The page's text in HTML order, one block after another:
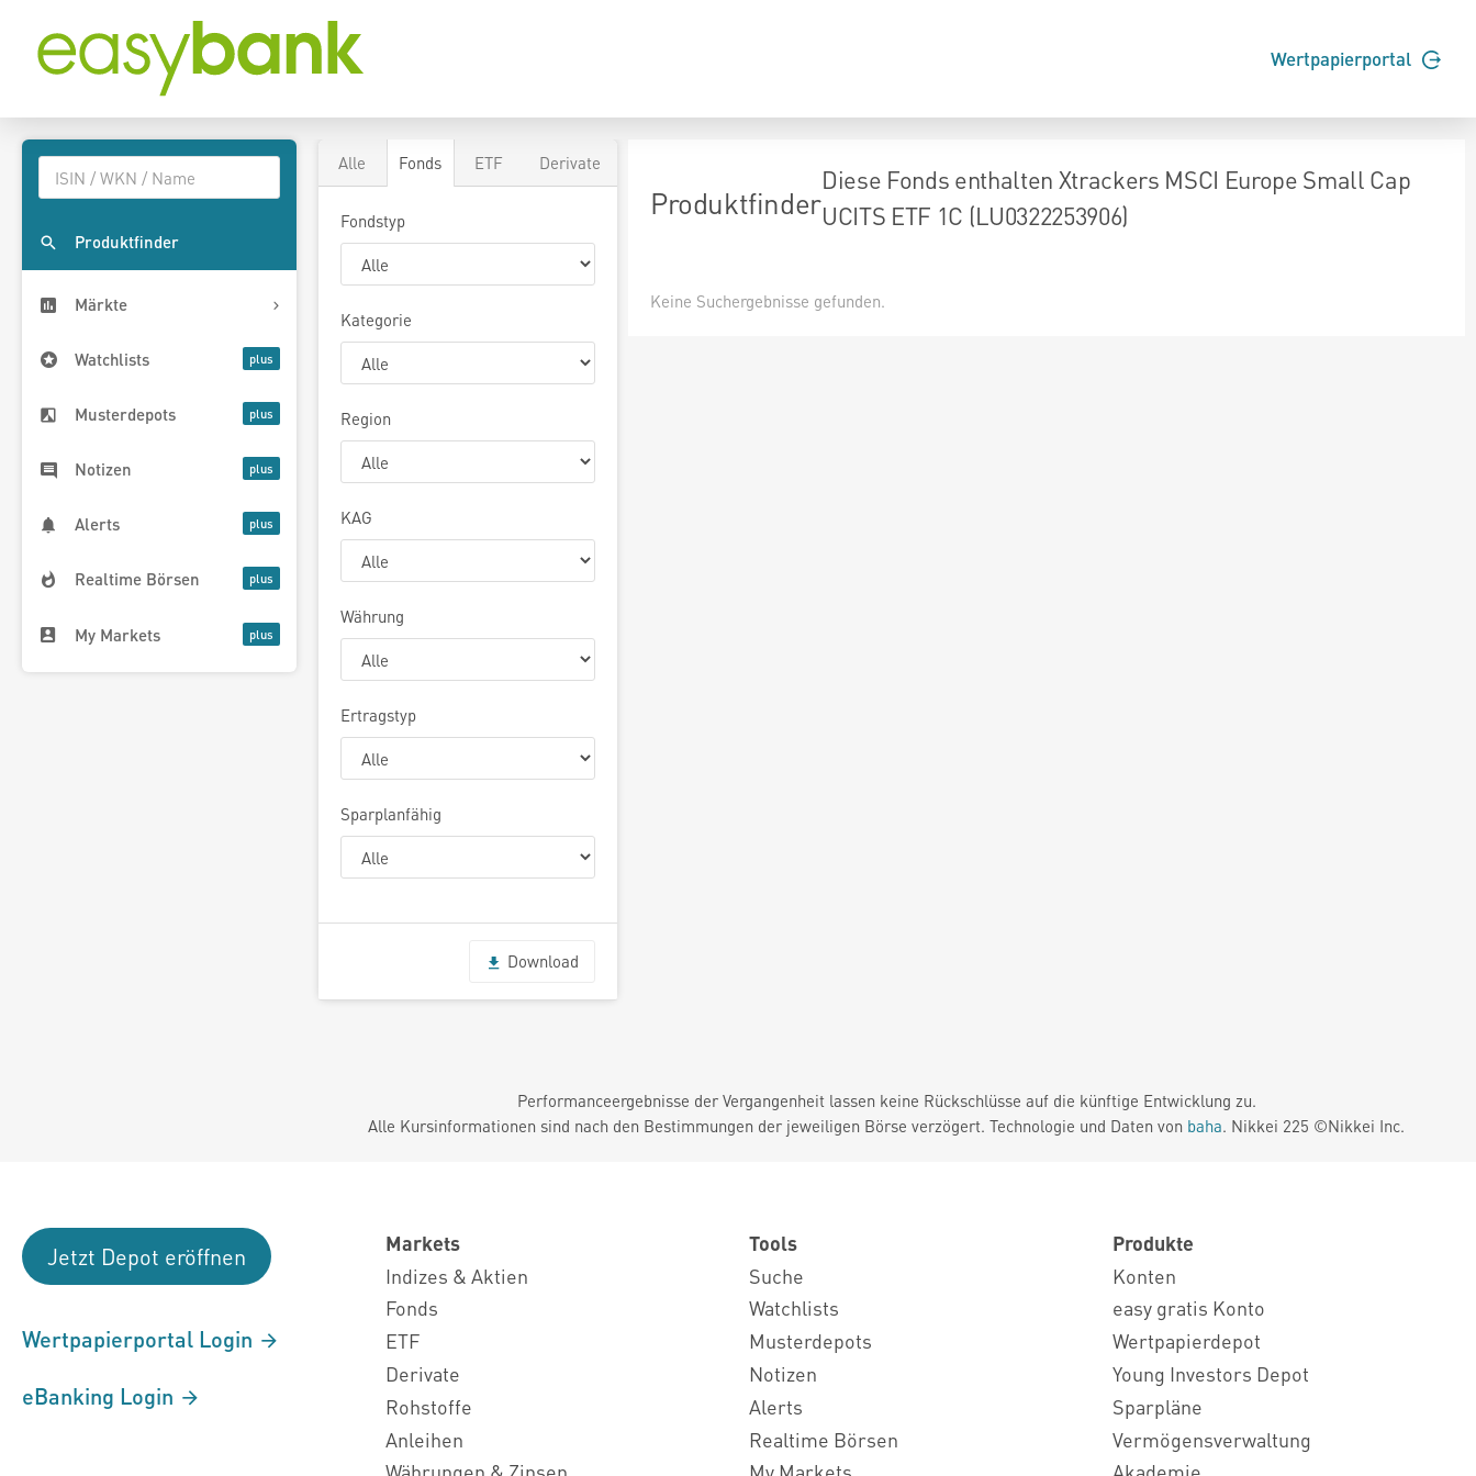
Wertpapierportal
Produktfinder
Märkte
Watchlists
Musterdepots
Notizen
Alerts
Realtime Börsen
My Markets
Alle Fonds ETF Derivate
Fondstyp
Kategorie
Region
KAG
Währung
Ertragstyp
Sparplanfähig
Download
Produktfinder
Diese Fonds enthalten Xtrackers MSCI Europe Small Cap
UCITS ETF 1C (LU0322253906)
Keine Suchergebnisse gefunden.
Performanceergebnisse der Vergangenheit lassen keine Rückschlüsse auf die künftige Entwicklung zu.
Alle Kursinformationen sind nach den Bestimmungen der jeweiligen Börse verzögert. Technologie und Daten von baha. Nikkei 225 ©Nikkei Inc.
Jetzt Depot eröffnen
Wertpapierportal Login
eBanking Login
Markets
Indizes & Aktien
Fonds
ETF
Derivate
Rohstoffe
Anleihen
Tools
Suche
Watchlists
Musterdepots
Notizen
Alerts
Realtime Börsen
Produkte
Konten
easy gratis Konto
Wertpapierdepot
Young Investors Depot
Sparpläne
Vermögensverwaltung